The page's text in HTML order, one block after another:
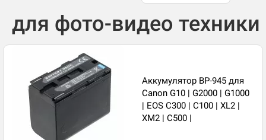
для фото-видео техники
Аккумулятор BP-945 для
Canon G10 | G2000 | G1000
| EOS C300 | C100 | XL2 |
XM2 | C500 |